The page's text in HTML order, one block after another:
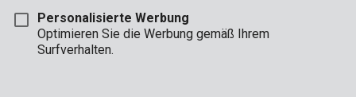
POWAIR0019
Druckluft-meißel 216L/min 3500bpm
Personalisierte Werbung
Optimieren Sie die Werbung gemäß Ihrem
Surfverhalten.